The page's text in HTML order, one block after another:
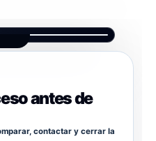
antes de
contactar y cerrar la